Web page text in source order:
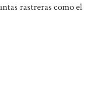
rastreras como el